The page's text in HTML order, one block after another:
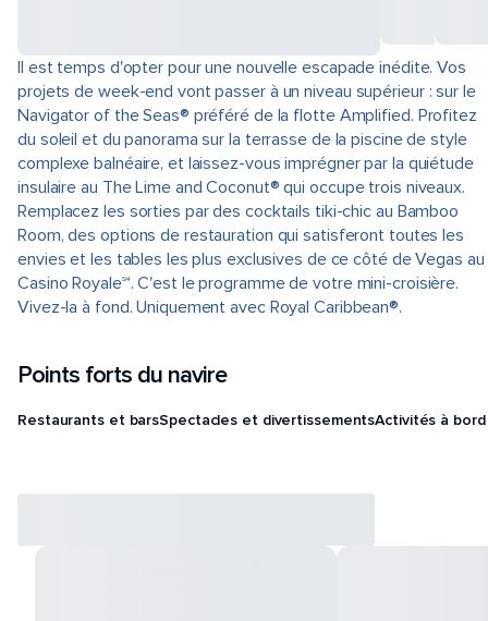
Il est temps d'opter pour une nouvelle escapade inédite. Vos
projets de week-end vont passer à un niveau supérieur : sur le
Navigator of the Seas® préféré de la flotte Amplified. Profitez
du soleil et du panorama sur la terrasse de la piscine de style
complexe balnéaire, et laissez-vous imprégner par la quiétude
insulaire au The Lime and Coconut® qui occupe trois niveaux.
Remplacez les sorties par des cocktails tiki-chic au Bamboo
Room, des options de restauration qui satisferont toutes les
envies et les tables les plus exclusives de ce côté de Vegas au
Casino Royale℠. C'est le programme de votre mini-croisière.
Vivez-la à fond. Uniquement avec Royal Caribbean®.
Points forts du navire
Restaurants et barsSpectacles et divertissementsActivités à bord